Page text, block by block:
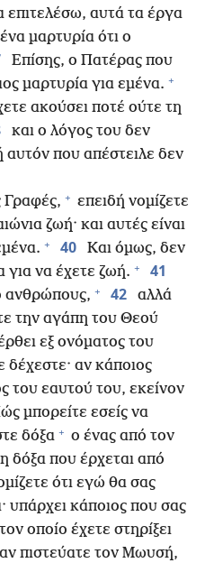
αυτά τα έργα
μαρτυρία ότι ο
Επίσης, ο Πατέρας που
μαρτυρία για εμένα. +
ακούσει ποτέ ούτε τη
και ο λόγος του δεν
αυτόν που απέστειλε δεν
Γραφές, + επειδή νομίζετε
ζωή· και αυτές είναι
+ 40
Και όμως, δεν
για να έχετε ζωή. + 41
ανθρώπους, + 42
αλλά
την αγάπη του Θεού
εξ ονόματος του
δέχεστε· αν κάποιος
του εαυτού του, εκείνον
μπορείτε εσείς να
δόξα + ο ένας από τον
δόξα που έρχεται από
ότι εγώ θα σας
κάποιος που σας
οποίο έχετε στηρίξει
αν πιστεύατε τον Μωυσή,